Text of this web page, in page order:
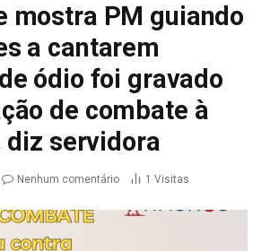
mostra PM guiando
a cantarem
ódio foi gravado
de combate à
diz servidora
Nenhum comentário 1 Visitas